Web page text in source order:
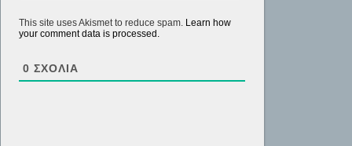
This site uses Akismet to reduce spam. Learn how
your comment data is processed.
0 ΣΧΌΛΙΑ